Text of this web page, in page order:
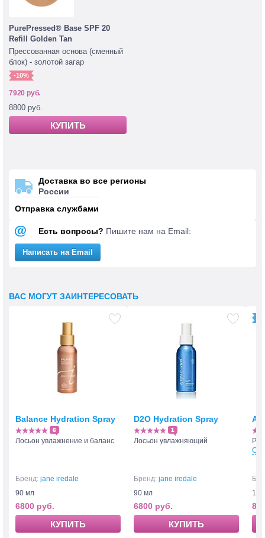
PurePressed® Base SPF 20
Refill Golden Tan
Прессованная основа (сменный
блок) - золотой загар
-10%
7920 руб.
8800 руб.
КУПИТЬ
Доставка во все регионы
России
Отправка службами
Есть вопросы? Пишите нам на Email:
Написать на Email
ВАС МОГУТ ЗАИНТЕРЕСОВАТЬ
Balance Hydration Spray
6
Лосьон увлажнение и баланс
Бренд: jane iredale
90 мл
6800 руб.
КУПИТЬ
D2O Hydration Spray
1
Лосьон увлажняющий
Бренд: jane iredale
90 мл
6800 руб.
КУПИТЬ